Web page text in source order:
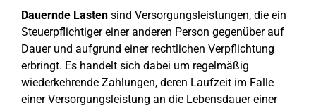
Dauernde Lasten sind Versorgungsleistungen, die ein
Steuerpflichtiger einer anderen Person gegenüber auf
Dauer und aufgrund einer rechtlichen Verpflichtung
erbringt. Es handelt sich dabei um regelmäßig
wiederkehrende Zahlungen, deren Laufzeit im Falle
einer Versorgungsleistung an die Lebensdauer einer